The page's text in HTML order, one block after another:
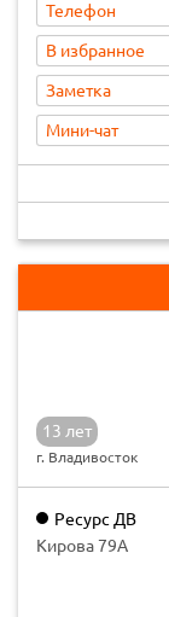
Телефон
В избранное
Заметка
Мини-чат
13 лет
г. Владивосток
Ресурс ДВ
Кирова 79А